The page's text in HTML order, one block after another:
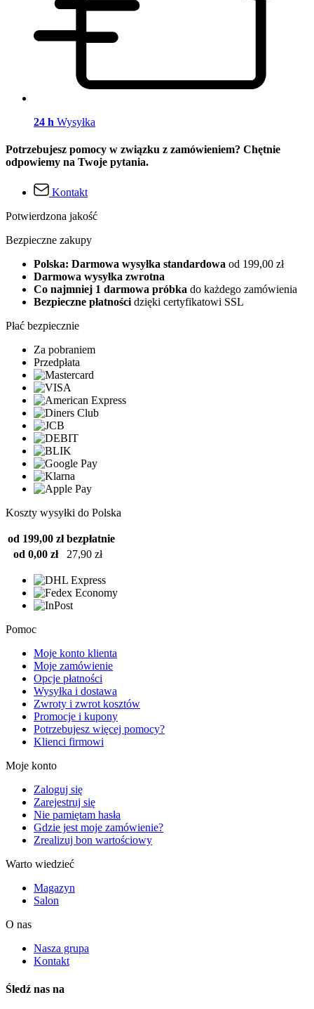
24 h Wysyłka
Potrzebujesz pomocy w związku z zamówieniem? Chętnie
odpowiemy na Twoje pytania.
Kontakt
Potwierdzona jakość
Bezpieczne zakupy
Polska: Darmowa wysyłka standardowa od 199,00 zł
Darmowa wysyłka zwrotna
Co najmniej 1 darmowa próbka do każdego zamówienia
Bezpieczne płatności dzięki certyfikatowi SSL
Płać bezpiecznie
Za pobraniem
Przedpłata
Koszty wysyłki do Polska
od 199,00 zł bezpłatnie
od 0,00 zł
27,90 zł
Pomoc
Moje konto klienta
Moje zamówienie
Opcje płatności
Wysyłka i dostawa
Zwroty i zwrot kosztów
Promocje i kupony
Potrzebujesz więcej pomocy?
Klienci firmowi
Moje konto
Zaloguj się
Zarejestruj się
Nie pamiętam hasła
Gdzie jest moje zamówienie?
Zrealizuj bon wartościowy
Warto wiedzieć
Magazyn
Salon
O nas
Nasza grupa
Kontakt
Śledź nas na